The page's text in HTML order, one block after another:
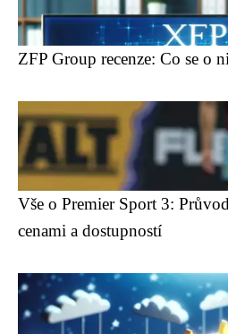
ZFP Group recenze: Co se o
Vše o Premier Sport 3:
cenami a dostupností